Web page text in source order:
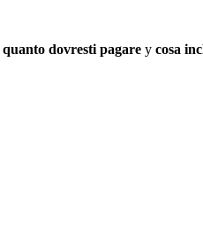
quanto dovresti pagare y cosa